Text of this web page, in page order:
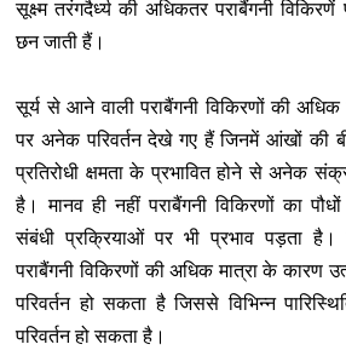
सूक्ष्म तरंगदैर्ध्य की अधिकतर पराबैंगनी
छन जाती हैं।
सूर्य से आने वाली पराबैंगनी विकिरणों की
पर अनेक परिवर्तन देखे गए हैं जिनमें आंखों की
प्रतिरोधी क्षमता के प्रभावित होने से अनेक
है। मानव ही नहीं पराबैंगनी विकिरणों का
संबंधी प्रक्रियाओं पर भी प्रभाव पड़ता
पराबैंगनी विकिरणों की अधिक मात्रा के कारण
परिवर्तन हो सकता है जिससे विभिन्न
परिवर्तन हो सकता है।